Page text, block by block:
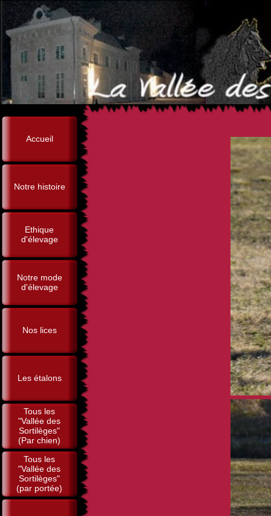
Accueil
Notre histoire
Ethique
d'élevage
Notre mode
d'élevage
Nos lices
Les étalons
Tous les
"Vallée des
Sortilèges"
(Par chien)
Tous les
"Vallée des
Sortilèges"
(par portée)